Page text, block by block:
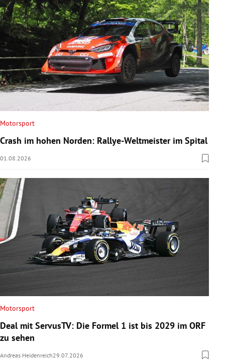
Untermenü
Motorsport
Crash im hohen Norden: Rallye-Weltmeister im Spital
01.08.2026
Motorsport
Deal mit ServusTV: Die Formel 1 ist bis 2029 im ORF
zu sehen
Andreas Heidenreich29.07.2026